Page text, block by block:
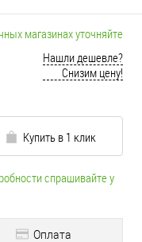
магазинах уточняйте
Нашли дешевле?
Снизим цену!
Купить в 1 клик
спрашивайте у
Оплата